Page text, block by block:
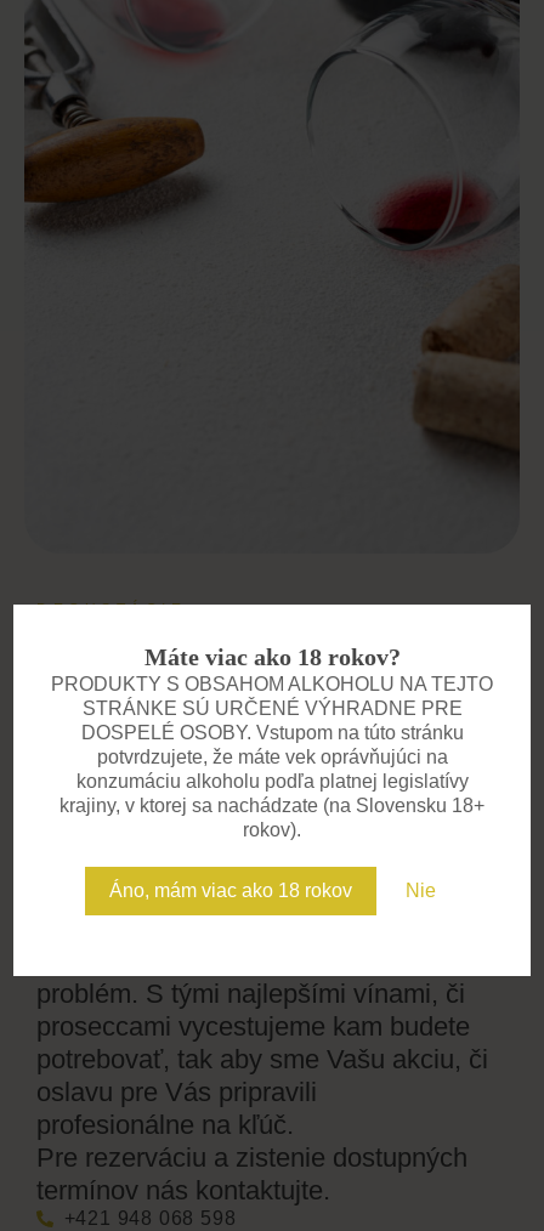
Máte viac ako 18 rokov?
PRODUKTY S OBSAHOM ALKOHOLU NA TEJTO
STRÁNKE SÚ URČENÉ VÝHRADNE PRE
DOSPELÉ OSOBY. Vstupom na túto stránku
potvrdzujete, že máte vek oprávňujúci na
konzumáciu alkoholu podľa platnej legislatívy
krajiny, v ktorej sa nachádzate (na Slovensku 18+
rokov).
Áno, mám viac ako 18 rokov Nie
DEGUSTÁCIE
Zažite víno všetkými
zmyslami
Pozývame vás na degustácie, kde
spoznáte príbeh každého vína. V
komornej atmosfére vás prevedieme
chuťami, vôňami a zážitkami, na ktoré
sa nezabúda. Ideálne pre skupiny,
firemné akcie aj súkromné oslavy.
problém. S tými najlepšími vínami, či
proseccami vycestujeme kam budete
potrebovať, tak aby sme Vašu akciu, či
oslavu pre Vás pripravili
profesionálne na kľúč.
Pre rezerváciu a zistenie dostupných
termínov nás kontaktujte.
+421 948 068 598